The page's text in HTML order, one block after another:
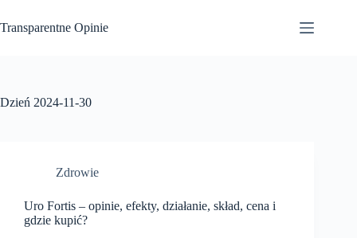
do
treści
Transparentne Opinie
Dzień 2024-11-30
Zdrowie
Uro Fortis – opinie, efekty, działanie, skład, cena i
gdzie kupić?